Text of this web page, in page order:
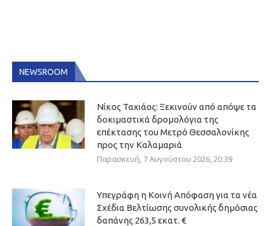
NEWSROOM
Νίκος Ταχιάος: Ξεκινούν από απόψε τα
δοκιμαστικά δρομολόγια της
επέκτασης του Μετρό Θεσσαλονίκης
προς την Καλαμαριά
Παρασκευή, 7 Αυγούστου 2026, 20:39
Υπεγράφη η Κοινή Απόφαση για τα νέα
Σχέδια Βελτίωσης συνολικής δημόσιας
δαπάνης 263,5 εκατ. €